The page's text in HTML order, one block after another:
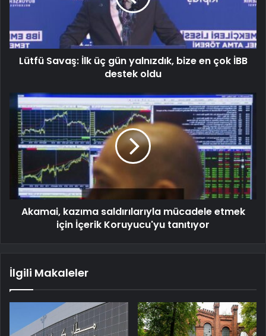
Lütfü Savaş: İlk üç gün yalnızdık, bize en çok İBB
destek oldu
Akamai, kazıma saldırılarıyla mücadele etmek
için İçerik Koruyucu'yu tanıtıyor
İlgili Makaleler